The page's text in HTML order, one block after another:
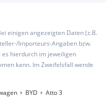
einigen angezeigten Daten (z.B.
Importeurs-Angaben bzw.
es hierdurch im jeweiligen
kann. Im Zweifelsfall wende
BYD Atto 3